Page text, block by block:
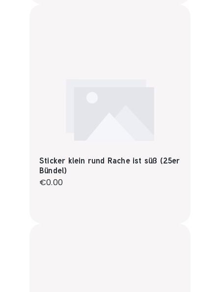
Sticker klein rund Rache ist süß (25er
Bündel)
Regular price:
€0.00